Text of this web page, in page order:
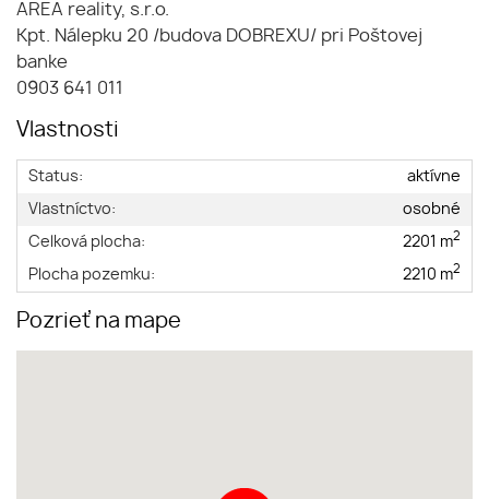
AREA reality, s.r.o.
Kpt. Nálepku 20 /budova DOBREXU/ pri Poštovej
banke
0903 641 011
Vlastnosti
Status:
aktívne
Vlastníctvo:
osobné
Celková plocha:
2201 m2
Plocha pozemku: 2210 m2
Pozrieť na mape